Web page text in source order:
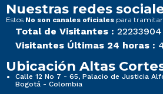
Nuestras redes
Estos No son canales oficiales para tramitar
Total de Visitantes : 22233904
Visitantes Últimas 24 horas :
Ubicación Altas
Calle 12 No 7 - 65, Palacio de Justicia
Bogotá - Colombia